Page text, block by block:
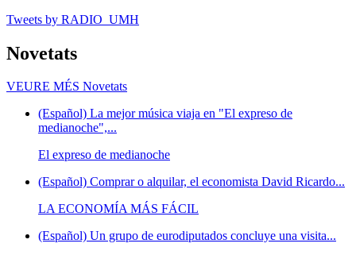
Tweets by RADIO_UMH
Novetats
VEURE MÉS Novetats
(Español) La mejor música viaja en "El expreso de
medianoche",...
El expreso de medianoche
(Español) Comprar o alquilar, el economista David Ricardo...
LA ECONOMÍA MÁS FÁCIL
(Español) Un grupo de eurodiputados concluye una visita...